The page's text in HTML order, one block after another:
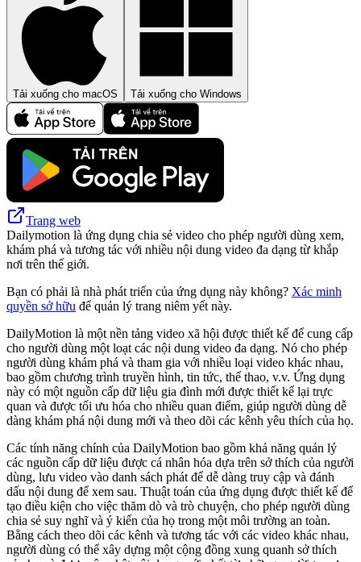
Tải xuống cho macOS Tải xuống cho Windows
Trang web
Dailymotion là ứng dụng chia sẻ video cho phép người dùng xem,
khám phá và tương tác với nhiều nội dung video đa dạng từ khắp
nơi trên thế giới.
Bạn có phải là nhà phát triển của ứng dụng này không? Xác minh
quyền sở hữu để quản lý trang niêm yết này.
DailyMotion là một nền tảng video xã hội được thiết kế để cung cấp
cho người dùng một loạt các nội dung video đa dạng. Nó cho phép
người dùng khám phá và tham gia với nhiều loại video khác nhau,
bao gồm chương trình truyền hình, tin tức, thể thao, v.v. Ứng dụng
này có một nguồn cấp dữ liệu gia đình mới được thiết kế lại trực
quan và được tối ưu hóa cho nhiều quan điểm, giúp người dùng dễ
dàng khám phá nội dung mới và theo dõi các kênh yêu thích của họ.
Các tính năng chính của DailyMotion bao gồm khả năng quản lý
các nguồn cấp dữ liệu được cá nhân hóa dựa trên sở thích của người
dùng, lưu video vào danh sách phát để dễ dàng truy cập và đánh
dấu nội dung để xem sau. Thuật toán của ứng dụng được thiết kế để
tạo điều kiện cho việc thăm dò và trò chuyện, cho phép người dùng
chia sẻ suy nghĩ và ý kiến ​​của họ trong một môi trường an toàn.
Bằng cách theo dõi các kênh và tương tác với các video khác nhau,
người dùng có thể xây dựng một cộng đồng xung quanh sở thích